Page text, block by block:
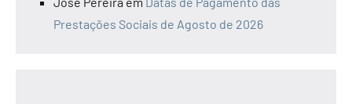
Prestações Sociais de Agosto de 2026